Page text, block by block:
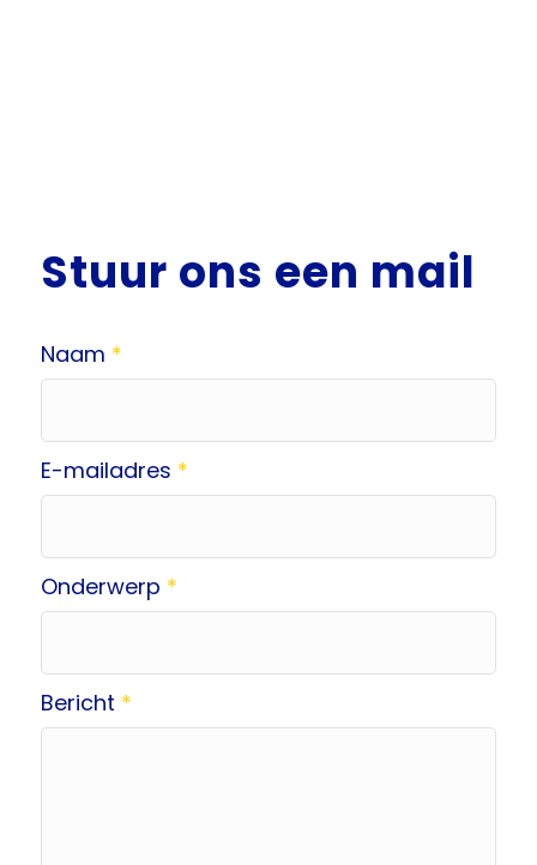
Stuur ons een mail
Naam *
E-mailadres *
Onderwerp *
Bericht *